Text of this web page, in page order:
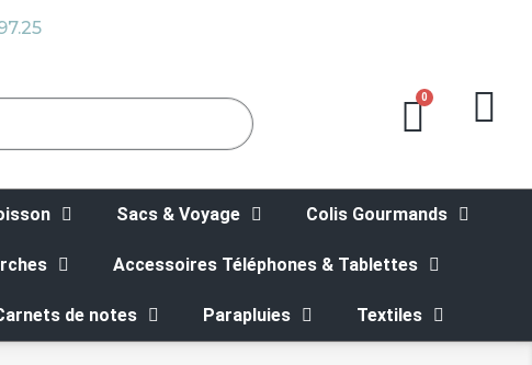
Sacs & Voyage Colis Gourmands
Accessoires Téléphones & Tablettes
de notes Parapluies Textiles